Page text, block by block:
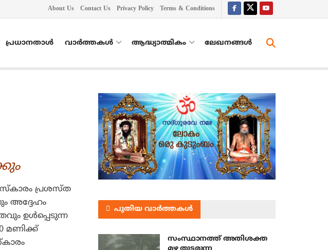
About Us Contact Us Privacy Policy Terms & Conditions
പ്രധാനതാൾ വാർത്തകൾ ആദ്ധ്യാത്മികം ലേഖനങ്ങള്‍
പ്രശസ്ത
അദ്ദേഹം
ഉള്‍പ്പെടുന്ന
മണിക്ക്
പുതിയ വാർത്തകൾ
സംസ്ഥാനത്ത് അതിശക്ത